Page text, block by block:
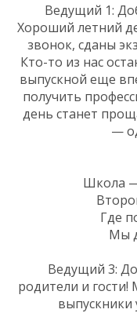
Ведущий 1:
Хороший летний
звонок, сданы
Кто-то из нас
выпускной еще
получить
день станет
—
Школа
Где
Мы
Ведущий 3:
родители и
выпускники